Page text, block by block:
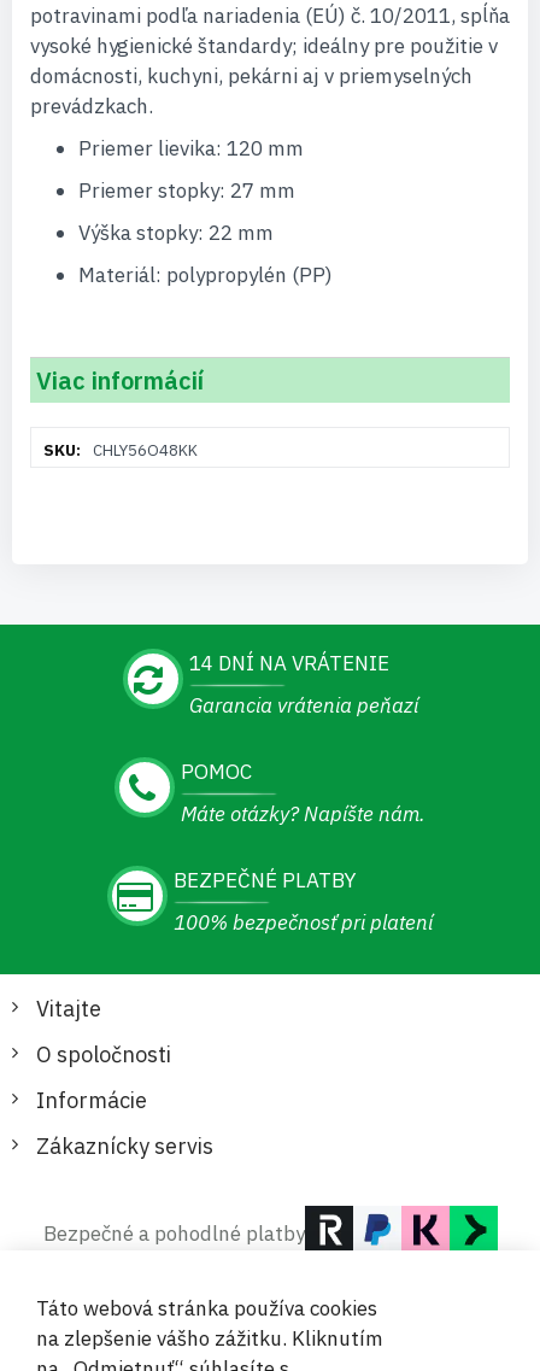
potravinami podľa nariadenia (EÚ) č. 10/2011, spĺňa
vysoké hygienické štandardy; ideálny pre použitie v
domácnosti, kuchyni, pekárni aj v priemyselných
prevádzkach.
Priemer lievika: 120 mm
Priemer stopky: 27 mm
Výška stopky: 22 mm
Materiál: polypropylén (PP)
Viac informácií
informáciíCHLY56O48KK
14 DNÍ NA VRÁTENIE
Garancia vrátenia peňazí
POMOC
Máte otázky? Napíšte nám.
BEZPEČNÉ PLATBY
100% bezpečnosť pri platení
Vitajte
O spoločnosti
Informácie
Zákaznícky servis
Bezpečné a pohodlné platby
Táto webová stránka používa cookies
na zlepšenie vášho zážitku. Kliknutím